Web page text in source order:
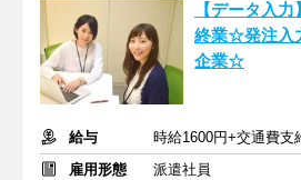
【データ入
終業☆発注入
企業☆
給与
時給1600円+交通費支
雇用形態
派遣社員